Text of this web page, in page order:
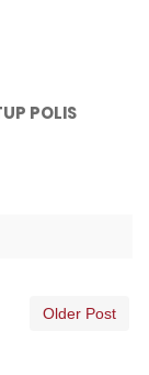
POLIS
Older Post